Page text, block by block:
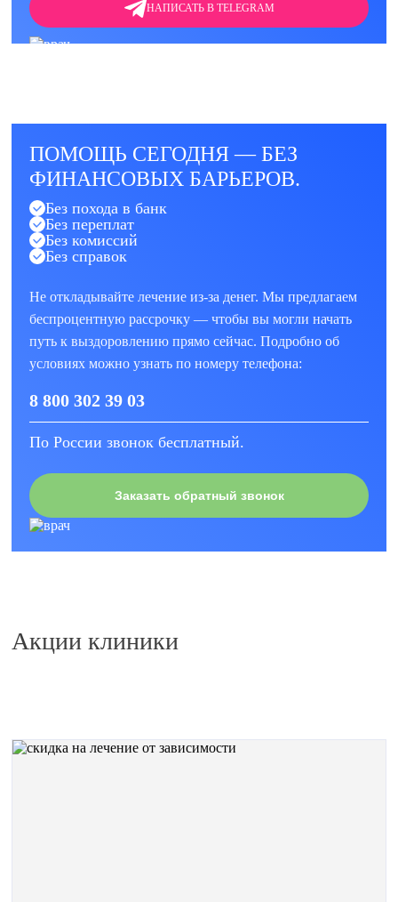
НАПИСАТЬ В TELEGRAM
ПОМОЩЬ СЕГОДНЯ — БЕЗ
ФИНАНСОВЫХ БАРЬЕРОВ.
Без похода в банк
Без переплат
Без комиссий
Без справок
Не откладывайте лечение из-за денег. Мы предлагаем
беспроцентную рассрочку — чтобы вы могли начать
путь к выздоровлению прямо сейчас. Подробно об
условиях можно узнать по номеру телефона:
8 800 302 39 03
По России звонок бесплатный.
Заказать обратный звонок
Акции клиники